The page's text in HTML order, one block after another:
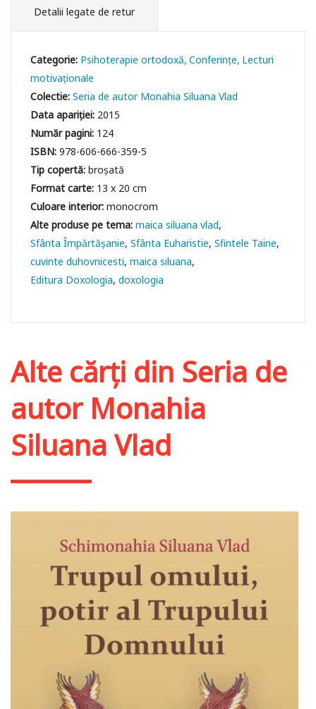
Detalii legate de retur
Categorie: Psihoterapie ortodoxă Conferințe Lecturi
motivaționale
Colectie:Seria de autor Monahia Siluana Vlad
Data apariției: 2015
Număr pagini: 124
ISBN:978-606-666-359-5
Tip copertă:broșată
Format carte: 13 x 20 cm
Culoare interior:monocrom
maica siluana vlad
Sfânta Împărtășanie Sfânta Euharistie Sfintele Taine
cuvinte duhovnicesti maica siluana
Editura Doxologia doxologia
Alte cărți din Seria de
autor Monahia
Siluana Vlad